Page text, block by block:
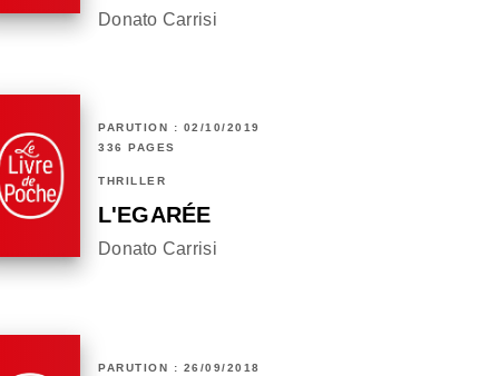
Donato Carrisi
PARUTION : 02/10/2019
336 PAGES
THRILLER
L'EGARÉE
Donato Carrisi
PARUTION : 26/09/2018